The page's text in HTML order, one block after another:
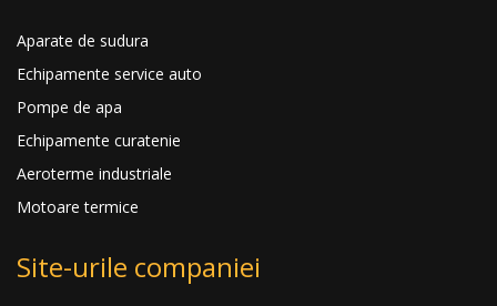
Aparate de sudura
Echipamente service auto
Pompe de apa
Echipamente curatenie
Aeroterme industriale
Motoare termice
Site-urile companiei